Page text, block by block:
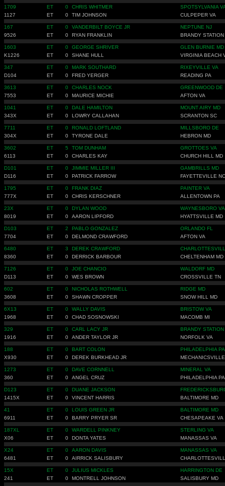
1709 ET 0 CHRIS WHITMER
SPOTSYLVANIA
1127
ET 0 TIM JOHNSON CULPEPER VA
167 ET 0 VANDERBILT BOYCE JR
NEPTUNE NJ
9526
ET 0 RYAN FRANKLIN BRANDY STATION
1603 ET 0 GEORGE SHRIVER
GLEN BURNIE MD
K1226
ET 0 SHANE HULL VIRGINIA BEACH
347 ET 0 MARK SOUTHARD
RIXEYVILLE VA
D104
ET 0 FRED YERGER READING PA
3613 ET 0 CHARLES NOCK
GREENWOOD DE
7553
ET 0 MAURICE MICHIE AFTON VA
1041 ET 0 DALE HAMILTON
MOUNT AIRY MD
343X
ET 0 LOWRY CALLAHAN SCRANTON SC
7711 ET 0 RONALD LOFTLAND
MILLSBORO DE
304X
ET 0 TYRONE DALE HEBRON MD
3602 ET 5 TOM DUNHAM
GROTTOES VA
6113
ET 0 CHARLES KAY CHURCH HILL MD
D101 ET 0 JIMMIE MILLER III
GAMBRILLS MD
D116
ET 0 PATRICK FARROW FAYETTEVILLE NC
1795 ET 0 FRANK DIAZ
PAINTER VA
777X
ET 0 CHRIS KERSCHNER ALLENTOWN PA
23X ET 0 DYLAN WOOD
WAYNESBORO VA
8019
ET 0 AARON LIPFORD HYATTSVILLE MD
D103 ET 2 PABLO GONZALEZ
ORLANDO FL
7704
ET 0 DELMOND CRAWFORD AFTON VA
6480 ET 3 DEREK CRAWFORD
8360
ET 0 DERRICK BARBOUR CHELTENHAM MD
7126 ET 0 JOE CHANCIO
WALDORF MD
D113
ET 0 WES BROWN CROSSVILLE TN
602 ET 0 NICHOLAS ROTHWELL
RIDGE MD
3608
ET 0 SHAWN CROPPER SNOW HILL MD
6X13 ET 0 WALLY DAVIS
BRISTOW VA
1968
ET 0 CHAD SOSNOWSKI MACOMB MI
329 ET 0 CARL LACY JR
BRANDY STATION
1916
ET 0 ANDER TAYLOR JR NORFOLK VA
188 ET 0 BART COLON
PHILADELPHIA PA
X930
ET 0 DEREK BURKHEAD JR
1273 ET 0 DAVE CORNNELL
MINERAL VA
360
ET 0 ANGEL CRUZ PHILADELPHIA PA
D123 ET 0 DUANE JACKSON
1415X
ET 0 VINCENT HARRIS BALTIMORE MD
41 ET 0 LOUIS GREEN JR
BALTIMORE MD
6911
ET 0 BARRY PRYER SR CHESAPEAKE VA
187XL ET 0 WARDELL PINKNEY
STERLING VA
X06
ET 0 DONTA YATES MANASSAS VA
X24 ET 0 AARON DAVIS
MANASSAS VA
6481
ET 0 AIRRICK SALISBURY
15X ET 0 JULIUS MICKLES
HARRINGTON DE
241
ET 0 MONTRELL JOHNSON SALISBURY MD